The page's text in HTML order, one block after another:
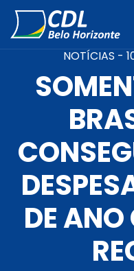
NOTÍCIAS -
DE ANO